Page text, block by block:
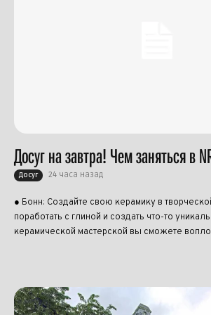
Досуг на завтра! Чем заняться в
Досуг 24 часа назад
● Бонн: Создайте свою керамику в
поработать с глиной и создать что-то
керамической мастерской вы сможете